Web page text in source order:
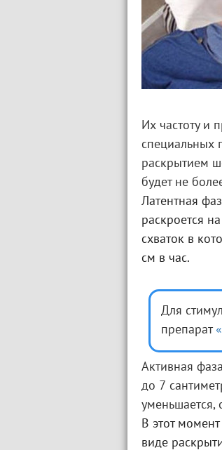
Их частоту и
специальных
раскрытием
будет не
Латентная
раскроется
схваток в
см в час.
Для
препарат
Активная
до 7
уменьшается,
В этот
виде